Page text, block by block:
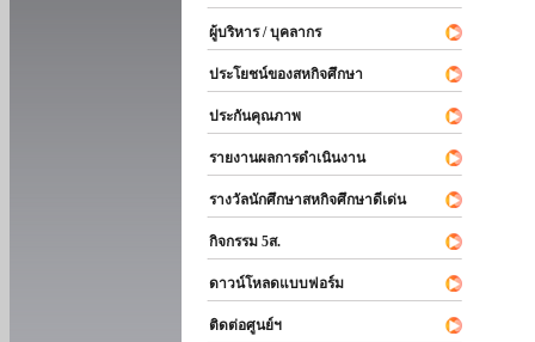
ผู้บริหาร / บุคลากร
ประโยชน์ของสหกิจศึกษา
ประกันคุณภาพ
รายงานผลการดำเนินงาน
รางวัลนักศึกษาสหกิจศึกษาดีเด่น
กิจกรรม 5ส.
ดาวน์โหลดแบบฟอร์ม
ติดต่อศูนย์ฯ